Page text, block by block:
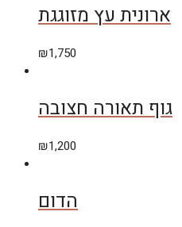
ארונית עץ מזוגגת
₪1,750
גוף תאורה חצובה
₪1,200
הדום